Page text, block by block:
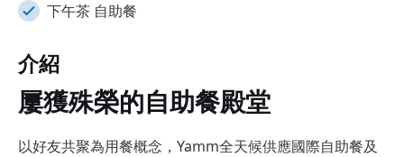
下午茶 自助餐
介紹
屢獲殊榮的自助餐殿堂
以好友共聚為用餐概念，Yamm全天候供應國際自助餐及